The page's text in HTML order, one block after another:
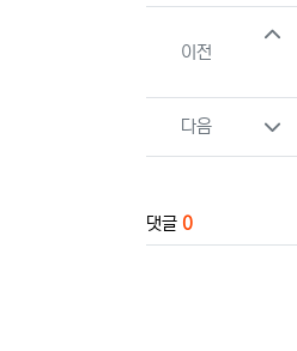
이전
다음
댓글 0